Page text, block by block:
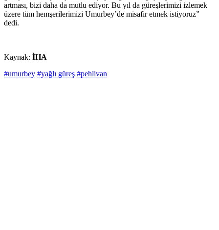
artması, bizi daha da mutlu ediyor. Bu yıl da güreşlerimizi izlemek
üzere tüm hemşerilerimizi Umurbey’de misafir etmek istiyoruz”
dedi.
Kaynak: İHA
#umurbey #yağlı güreş #pehlivan